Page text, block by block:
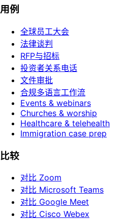
用例
全球员工大会
法律谈判
RFP与招标
投资者关系电话
文件审批
合规多语言工作流
Events & webinars
Churches & worship
Healthcare & telehealth
Immigration case prep
比较
对比 Zoom
对比 Microsoft Teams
对比 Google Meet
对比 Cisco Webex